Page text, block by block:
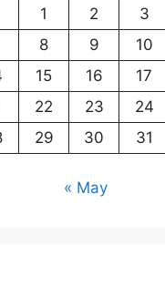
1
2 3
8 9 10
15 16 17
22 23 24
29 30 31
« May